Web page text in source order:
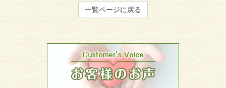
一覧ページに戻る